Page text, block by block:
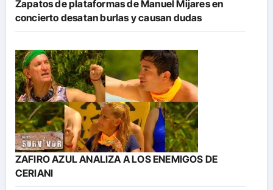
Zapatos de plataformas de Manuel Mijares en
concierto desatan burlas y causan dudas
ZAFIRO AZUL ANALIZA A LOS ENEMIGOS DE
CERIANI